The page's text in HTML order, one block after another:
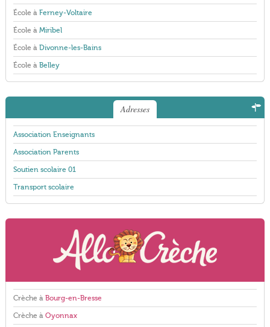
École à Ferney-Voltaire
École à Miribel
École à Divonne-les-Bains
École à Belley
Adresses
Association Enseignants
Association Parents
Soutien scolaire 01
Transport scolaire
Crèche à Bourg-en-Bresse
Crèche à Oyonnax